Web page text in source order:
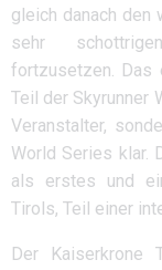
gleich danach
sehr
fortzusetzen. Das
Teil der Skyrunner
Veranstalter,
World Series klar.
als erstes und
Tirols, Teil einer
Der Kaiserkrone